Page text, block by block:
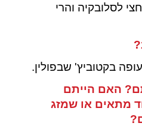
לסלובקיה והרי
בקטוביץ' שבפולין.
האם הייתם
מתאים או שמזג